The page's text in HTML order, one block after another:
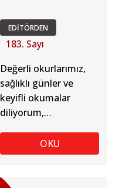
EDİTÖRDEN
183. Sayı
Değerli okurlarımız,
sağlıklı günler ve
keyifli okumalar
diliyorum,
OKU